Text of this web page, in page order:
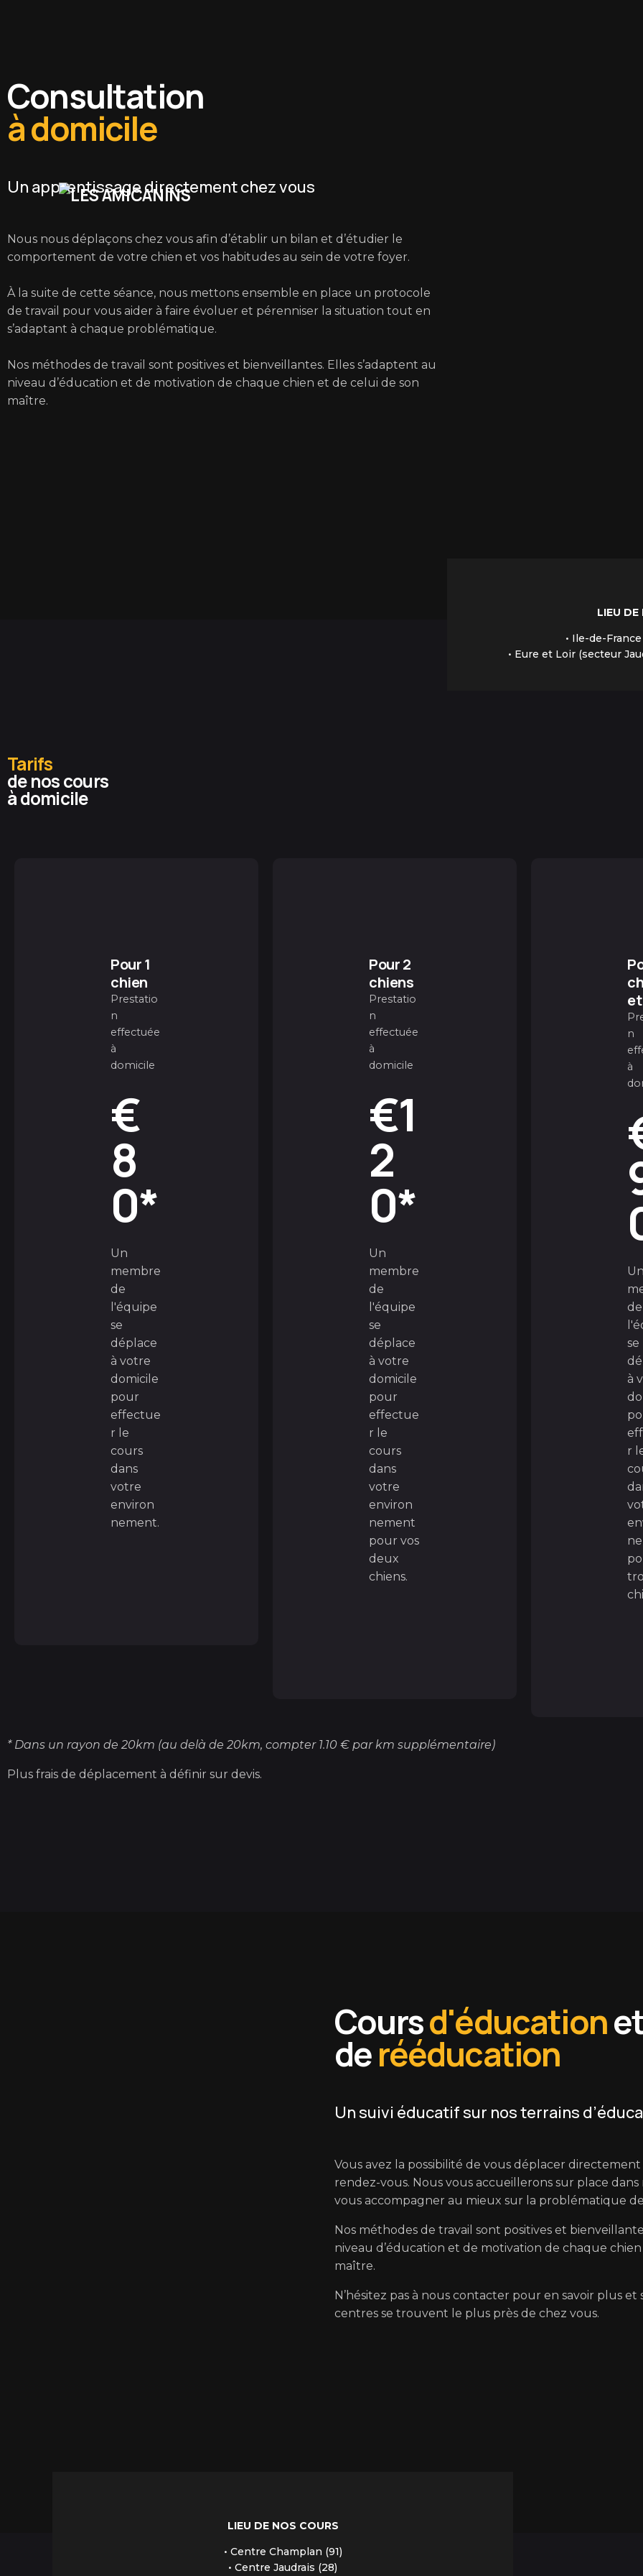
Découvrez nos
services
d'éducation canine
Consultation à domicile• Cours d’éducation & Rééducation•Cours
collectifs
les bons réflexes et les
Consultation
à domicile
Un apprentissage directement chez vous
Nous nous déplaçons chez vous afin d’établir un bilan et d’étudier le
comportement de votre chien et vos habitudes au sein de votre foyer.
À la suite de cette séance, nous mettons ensemble en place un protocole
de travail pour vous aider à faire évoluer et pérenniser la situation tout en
s’adaptant à chaque problématique.
Nos méthodes de travail sont positives et bienveillantes. Elles s’adaptent au
niveau d’éducation et de motivation de chaque chien et de celui de son
maître.
LIEU DE
• Ile-de-
• Eure et Loir (secteur
Tarifs
de nos cours
à domicile
Pour 1
chien
Prestatio
n
effectuée
à
domicile
€
8
0*
Un
membre
de
l'équipe
se
déplace
à votre
domicile
pour
effectue
r le
cours
dans
votre
environ
nement.
Pour 2
chiens
Prestatio
n
effectuée
à
domicile
€1
2
0*
Un
membre
de
l'équipe
se
déplace
à votre
domicile
pour
effectue
r le
cours
dans
votre
environ
nement
pour vos
deux
chiens.
n
à
Un
de
se
à
r
* Dans un rayon de 20km (au delà de 20km, compter 1.10 € par km supplémentaire)
Plus frais de déplacement à définir sur devis.
Demande de renseignements
Coursd'éducation
derééducation
Un suivi éducatif sur nos terrains
Vous avez la possibilité de vous déplacer
rendez-vous. Nous vous accueillerons sur place dans
vous accompagner au mieux sur la problématique
Nos méthodes de travail sont positives et
niveau d’éducation et de motivation de chaque
maître.
N’hésitez pas à nous contacter pour en savoir plus
centres se trouvent le plus près de chez vous.
LIEU DE NOS COURS
• Centre Champlan (91)
• Centre Jaudrais (28)